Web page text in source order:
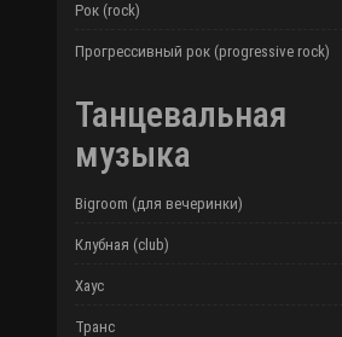
Рок (rock)
Прогрессивный рок (progressive rock)
Танцевальная
музыка
Bigroom (для вечеринки)
Клубная (club)
Хаус
Транс